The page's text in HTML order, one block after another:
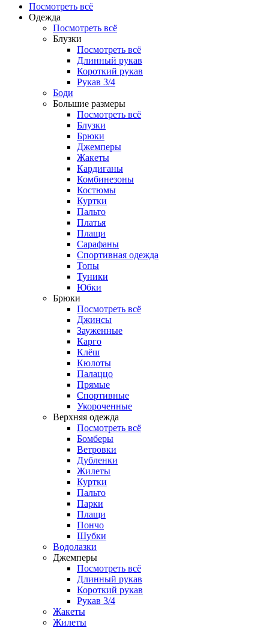
Посмотреть всё
Одежда
Посмотреть всё
Блузки
Посмотреть всё
Длинный рукав
Короткий рукав
Рукав 3/4
Боди
Большие размеры
Посмотреть всё
Блузки
Брюки
Джемперы
Жакеты
Кардиганы
Комбинезоны
Костюмы
Куртки
Пальто
Платья
Плащи
Сарафаны
Спортивная одежда
Топы
Туники
Юбки
Брюки
Посмотреть всё
Джинсы
Зауженные
Карго
Клёш
Кюлоты
Палаццо
Прямые
Спортивные
Укороченные
Верхняя одежда
Посмотреть всё
Бомберы
Ветровки
Дубленки
Жилеты
Куртки
Пальто
Парки
Плащи
Пончо
Шубки
Водолазки
Джемперы
Посмотреть всё
Длинный рукав
Короткий рукав
Рукав 3/4
Жакеты
Жилеты